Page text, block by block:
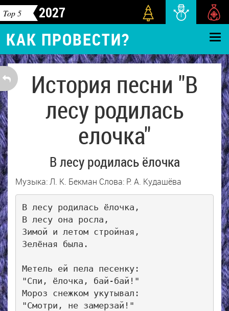
Top 5 2027
КАК ПРОВЕСТИ?
История песни "В
лесу родилась
елочка"
В лесу родилась ёлочка
Музыка: Л. К. Бекман Слова: Р. А. Кудашёва
В лесу родилась ёлочка,
В лесу она росла,
Зимой и летом стройная,
Зелёная была.
Метель ей пела песенку:
"Спи, ёлочка, бай-бай!"
Мороз снежком укутывал:
"Смотри, не замерзай!"